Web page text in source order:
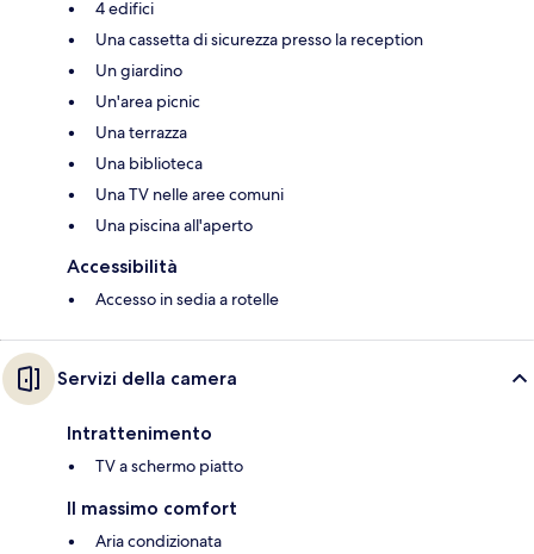
4 edifici
Una cassetta di sicurezza presso la reception
Un giardino
Un'area picnic
Una terrazza
Una biblioteca
Una TV nelle aree comuni
Una piscina all'aperto
Accessibilità
Accesso in sedia a rotelle
Servizi della camera
Intrattenimento
TV a schermo piatto
Il massimo comfort
Aria condizionata